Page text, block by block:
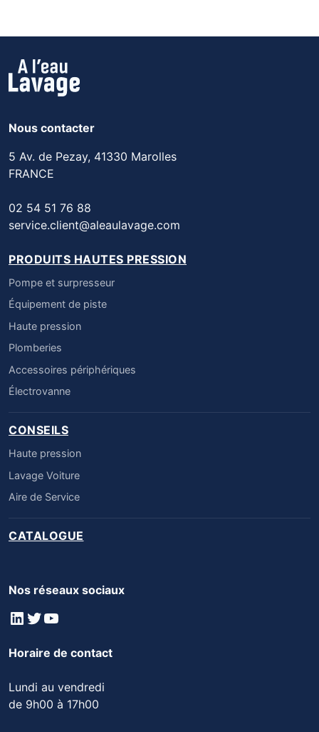
Nous contacter
5 Av. de Pezay, 41330 Marolles
FRANCE
02 54 51 76 88
service.client@aleaulavage.com
PRODUITS HAUTES PRESSION
Pompe et surpresseur
Équipement de piste
Haute pression
Plomberies
Accessoires périphériques
Électrovanne
CONSEILS
Haute pression
Lavage Voiture
Aire de Service
CATALOGUE
Nos réseaux sociaux
LinkedIn
Twitter
YouTube
Horaire de contact
Lundi au vendredi
de 9h00 à 17h00